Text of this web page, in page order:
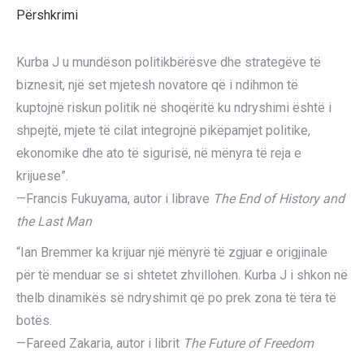
Përshkrimi
Kurba J u mundëson politikbërësve dhe strategëve të
biznesit, një set mjetesh novatore që i ndihmon të
kuptojnë riskun politik në shoqëritë ku ndryshimi është i
shpejtë, mjete të cilat integrojnë pikëpamjet politike,
ekonomike dhe ato të sigurisë, në mënyra të reja e
krijuese”.
—Francis Fukuyama, autor i librave The End of History and
the Last Man
“Ian Bremmer ka krijuar një mënyrë të zgjuar e origjinale
për të menduar se si shtetet zhvillohen. Kurba J i shkon në
thelb dinamikës së ndryshimit që po prek zona të tëra të
botës.
—Fareed Zakaria, autor i librit The Future of Freedom